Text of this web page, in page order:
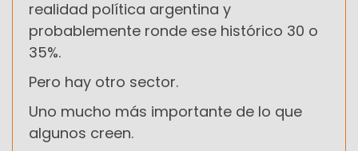
realidad política argentina y
probablemente ronde ese histórico 30 o
35%.
Pero hay otro sector.
Uno mucho más importante de lo que
algunos creen.